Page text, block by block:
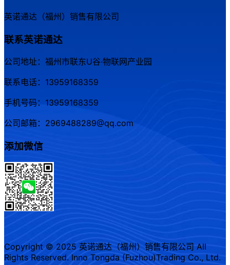
英诺通达（福州）销售有限公司
联系英诺通达
公司地址：福州市联东U谷·物联网产业园
联系电话：13959168359
手机号码：13959168359
公司邮箱：2969488289@qq.com
添加微信
Copyright © 2025 英诺通达（福州）销售有限公司 All
Rights Reserved. Inno Tongda (Fuzhou)Trading Co., Ltd.